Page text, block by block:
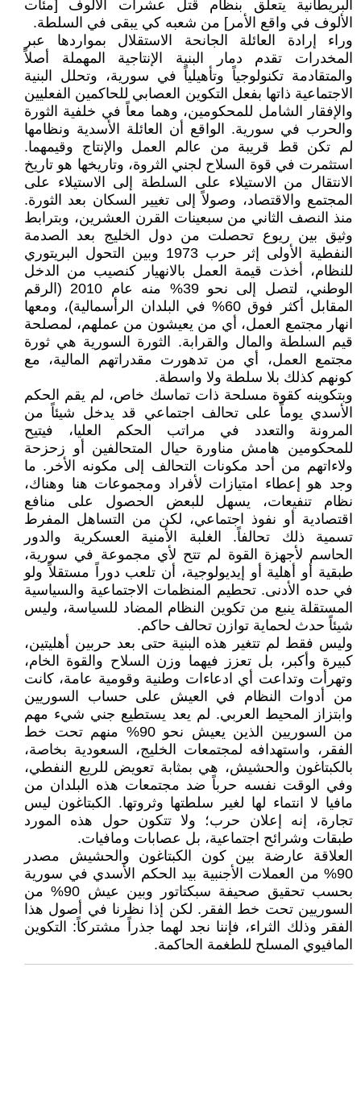
البريطانية يتعلق بنظام قتل عشرات الألوف [مئات
الألوف في واقع الأمر] من شعبه كي يبقى في السلطة.
وراء إرادة العائلة الجانحة الاستقلال بمواردها عبر
المخدرات تقدم دمار البنية الإنتاجية المهملة أصلاً
والمتقادمة تكنولوجياً وتأهيلياً في سورية، وتحلل البنية
الاجتماعية ذاتها بفعل التكوين العصابي للحاكمين الفعليين
والإفقار الشامل للمحكومين، وهما معاً في خلفية الثورة
والحرب في سورية. الواقع أن العائلة الأسدية ونظامها
لم تكن قط قريبة من عالم العمل والإنتاج وقيمهما.
استثمرت في قوة السلاح لجني الثروة، وتاريخها هو تاريخ
الانتقال من الاستيلاء على السلطة إلى الاستيلاء على
المجتمع والاقتصاد، وصولاً إلى تغيير السكان بعد الثورة.
منذ النصف الثاني من سبعينات القرن العشرين، وبترابط
وثيق بين ريوع تحصلت من دول الخليج بعد الصدمة
النفطية الأولى إثر حرب 1973 وبين التحول البريتوري
للنظام، أخذت قيمة العمل بالانهيار كنصيب من الدخل
الوطني، لتصل إلى نحو 39% منه عام 2010 (الرقم
المقابل أكثر فوق 60% في البلدان الرأسمالية)، ومعها
انهار مجتمع العمل، أي من يعيشون من عملهم، لمصلحة
قيم السلطة والمال والقرابة. الثورة السورية هي ثورة
مجتمع العمل، أي من تدهورت مقدراتهم المالية، مع
كونهم كذلك بلا سلطة ولا واسطة.
وبتكوينه كقوة مسلحة ذات تماسك خاص، لم يقم الحكم
الأسدي يوماً على تحالف اجتماعي قد يدخل شيئاً من
المرونة والتعدد في مراتب الحكم العليا، فيتيح
للمحكومين هامش مناورة حيال المتحالفين أو زحزحة
ولاءاتهم من أحد مكونات التحالف إلى مكونه الأخر. ما
وجد هو إعطاء امتيازات لأفراد ومجموعات هنا وهناك،
نظام تنفيعات، يسهل للبعض الحصول على منافع
اقتصادية أو نفوذ اجتماعي، لكن من التساهل المفرط
تسمية ذلك تحالفاً. الغلبة الأمنية العسكرية والدور
الحاسم لأجهزة القوة لم تتح لأي مجموعة في سورية،
طبقية أو أهلية أو إيديولوجية، أن تلعب دوراً مستقلاً ولو
في حده الأدنى. تحطيم المنظمات الاجتماعية والسياسية
المستقلة ينبع من تكوين النظام المضاد للسياسة، وليس
شيئاً حدث لحماية توازن تحالف حاكم.
وليس فقط لم تتغير هذه البنية حتى بعد حربين أهليتين،
كبيرة وأكبر، بل تعزز فيهما وزن السلاح والقوة الخام،
وتهرأت وتداعت أي ادعاءات وطنية وقومية عامة، كانت
من أدوات النظام في العيش على حساب السوريين
وابتزاز المحيط العربي. لم يعد يستطيع جني شيء مهم
من السوريين الذين يعيش نحو 90% منهم تحت خط
الفقر، واستهدافه لمجتمعات الخليج، السعودية بخاصة،
بالكبتاغون والحشيش، هي بمثابة تعويض للريع النفطي،
وفي الوقت نفسه حرباً ضد مجتمعات هذه البلدان من
مافيا لا انتماء لها لغير سلطتها وثروتها. الكبتاغون ليس
تجارة، إنه إعلان حرب؛ ولا تتكون حول هذه المورد
طبقات وشرائح اجتماعية، بل عصابات ومافيات.
العلاقة عارضة بين كون الكبتاغون والحشيش مصدر
90% من العملات الأجنبية بيد الحكم الأسدي في سورية
بحسب تحقيق صحيفة سبكتاتور وبين عيش 90% من
السوريين تحت خط الفقر. لكن إذا نظرنا في أصول هذا
الفقر وذلك الثراء، فإننا نجد لهما جذراً مشتركاً: التكوين
المافيوي المسلح للطغمة الحاكمة.